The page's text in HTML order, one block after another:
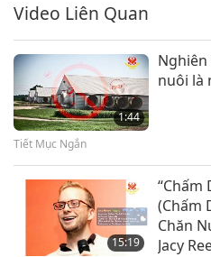
Xian. Heaven bless you.
awakening their
anew in the virtuous
Supreme Master Ching
the Shining World
Hong Xian, plus
the Love Sea Animal
gratitude, in Heaven’s
Video Liên Quan
1:44
nuôi là
Tiết Mục Ngắn
15:19
“Chấm
(Chấm
Chăn
Jacy